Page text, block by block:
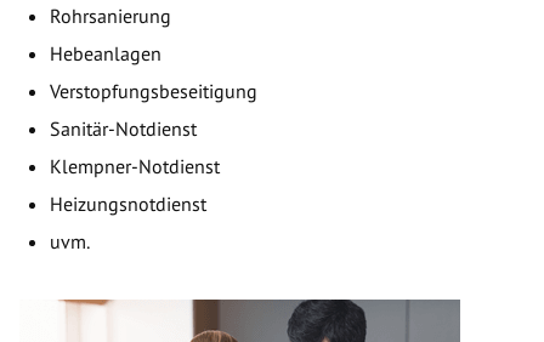
Rohrsanierung
Hebeanlagen
Verstopfungsbeseitigung
Sanitär-Notdienst
Klempner-Notdienst
Heizungsnotdienst
uvm.